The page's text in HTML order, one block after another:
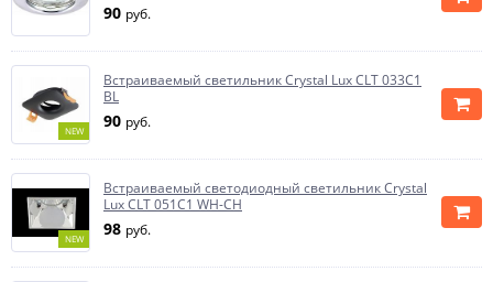
90 руб.
NEW
Встраиваемый светильник Crystal Lux CLT 033C1
BL
90 руб.
NEW
Встраиваемый светодиодный светильник Crystal
Lux CLT 051C1 WH-CH
98 руб.